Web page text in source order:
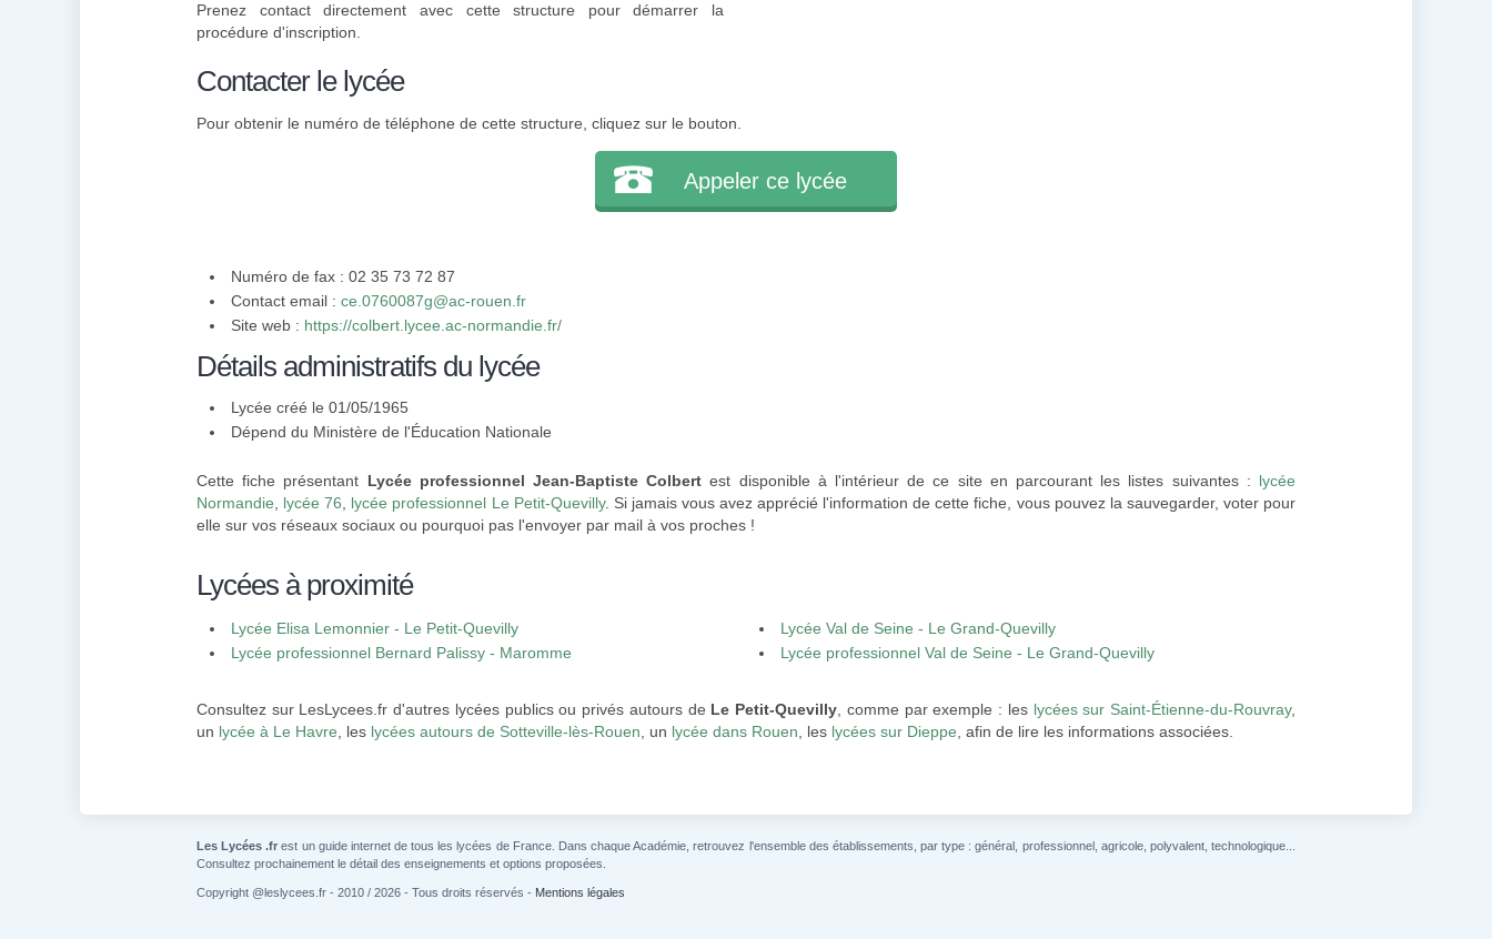
Prenez contact directement avec cette structure pour démarrer la
procédure d'inscription.
Contacter le lycée
Pour obtenir le numéro de téléphone de cette structure, cliquez sur le bouton.
Appeler ce lycée
Numéro de fax : 02 35 73 72 87
Contact email : ce.0760087g@ac-rouen.fr
Site web : https://colbert.lycee.ac-normandie.fr/
Détails administratifs du lycée
Lycée créé le 01/05/1965
Dépend du Ministère de l'Éducation Nationale
Cette fiche présentant Lycée professionnel Jean-Baptiste Colbert est disponible à l'intérieur de ce site en parcourant les listes suivantes : lycée
Normandie
lycée 76 lycée professionnel Le Petit-Quevilly. Si jamais vous avez apprécié l'information de cette fiche, vous pouvez la sauvegarder, voter pour
elle sur vos réseaux sociaux ou pourquoi pas l'envoyer par mail à vos proches !
Lycées à proximité
Lycée Elisa Lemonnier - Le Petit-Quevilly
Lycée Val de Seine - Le Grand-Quevilly
Lycée professionnel Bernard Palissy - Maromme
Lycée professionnel Val de Seine - Le Grand-Quevilly
Consultez sur LesLycees.fr d'autres lycées publics ou privés autours de Le Petit-Quevilly , comme par exemple : les lycées sur Saint-Étienne-du-Rouvray,
un lycée à Le Havre , les lycées autours de Sotteville-lès-Rouen , un lycée dans Rouen , les lycées sur Dieppe , afin de lire les informations associées.
Les Lycées .fr est un guide internet de tous les lycées de France. Dans chaque Académie, retrouvez l'ensemble des établissements, par type : général, professionnel, agricole, polyvalent, technologique...
Consultez prochainement le détail des enseignements et options proposées.
Copyright @leslycees.fr - 2010 / 2026 - Tous droits réservés - Mentions légales